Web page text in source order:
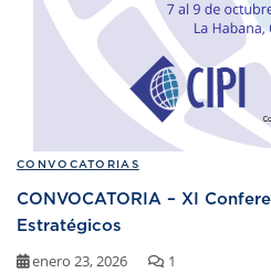
CONVOCATORIAS
CONVOCATORIA – XI
Estratégicos
enero 23, 2026 1